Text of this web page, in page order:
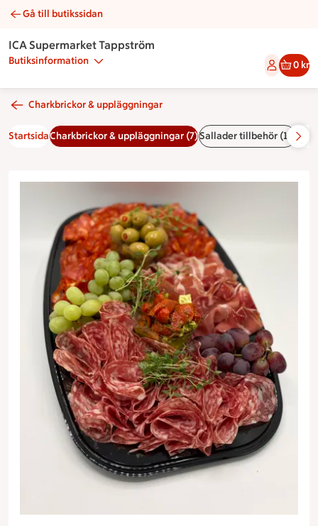
Charkbricka | Catering ICA Supermarket Tappström
Gå till butikssidan
ICA Supermarket Tappström
Butiksinformation 0 kr
Charkbrickor & uppläggningar
StartsidaCharkbrickor & uppläggningar (7)Sallader tillbehör (11)